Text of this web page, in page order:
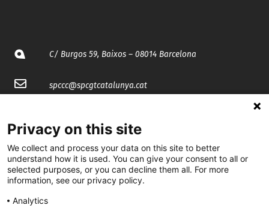
C/ Burgos 59, Baixos – 08014 Barcelona
spccc@spcgtcatalunya.cat
@CGTCatalunya
cgtcatalunya
Privacy on this site
We collect and process your data on this site to better
understand how it is used. You can give your consent to all or
selected purposes, or you can decline them all. For more
information, see our privacy policy.
Analytics